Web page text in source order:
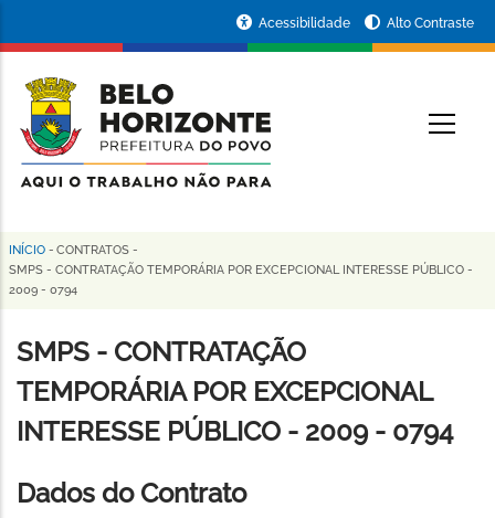
conteúdo
principal
da
Prefeitura
de
Horizonte
Acessibilidade Alto Contraste
Trilha
de
navegação
INÍCIO - CONTRATOS -
SMPS - CONTRATAÇÃO TEMPORÁRIA POR EXCEPCIONAL INTERESSE PÚBLICO -
2009 - 0794
SMPS - CONTRATAÇÃO
TEMPORÁRIA POR EXCEPCIONAL
INTERESSE PÚBLICO - 2009 - 0794
Dados do Contrato